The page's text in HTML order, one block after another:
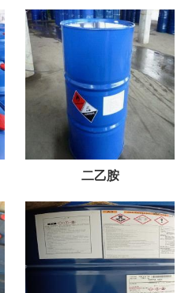
二乙胺